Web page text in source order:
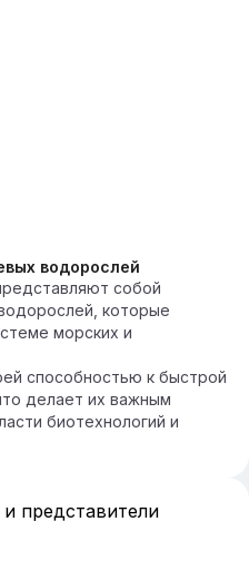
водорослей
собой
которые
морских и
способностью к быстрой
делает их важным
биотехнологий и